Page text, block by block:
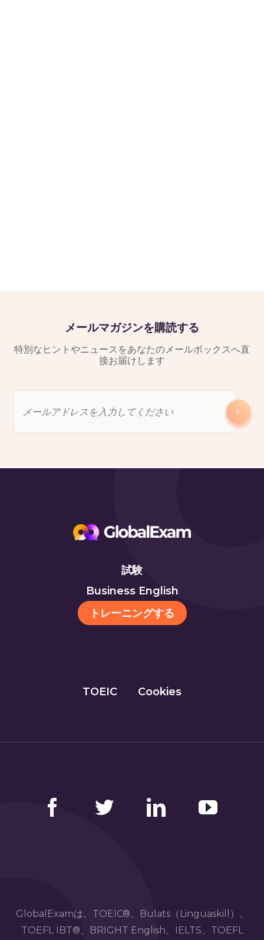
メールマガジンを購読する
特別なヒントやニュースをあなたのメールボックスへ直
接お届けします
試験
Business English
トレーニングする
TOEIC Cookies
GlobalExamは、TOEIC®、Bulats（Linguaskill）、
TOEFL IBT®、BRIGHT English、IELTS、TOEFL